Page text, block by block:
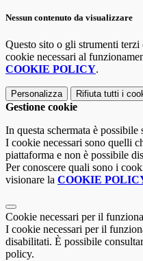
Nessun contenuto da visualizzare
Questo sito o gli strumenti
cookie necessari al
COOKIE POLICY.
Personalizza Rifiuta tutti i
Gestione cookie
In questa schermata è
I cookie necessari sono quelli
piattaforma e non è possibile
Per conoscere quali sono i
visionare la COOKIE
Cookie necessari per il
I cookie necessari per il
disabilitati. È possibile
policy.